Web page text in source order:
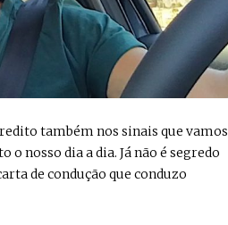
também nos sinais que vamos
nosso dia a dia. Já não é segredo
de condução que conduzo